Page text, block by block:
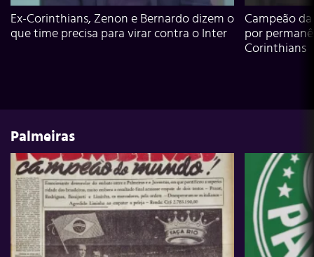
Ex-Corinthians, Zenon e Bernardo dizem o
que time precisa para virar contra o Inter
Campeão
por
Corinthians
Palmeiras